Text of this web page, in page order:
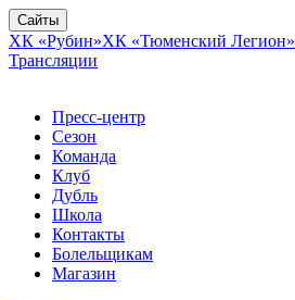
Сайты
ХК «Рубин»ХК «Тюменский Легион»
Трансляции
Пресс-центр
Сезон
Команда
Клуб
Дубль
Школа
Контакты
Болельщикам
Магазин